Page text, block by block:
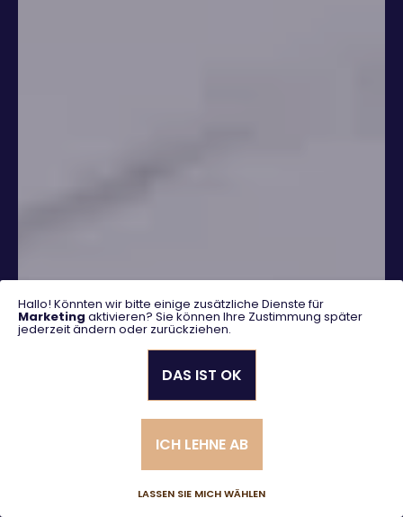
Erweiterte Suche
Hallo! Könnten wir bitte einige zusätzliche Dienste für
Marketing aktivieren? Sie können Ihre Zustimmung später
jederzeit ändern oder zurückziehen.
LASSEN SIE MICH WÄHLEN
ICH LEHNE AB
DAS IST OK